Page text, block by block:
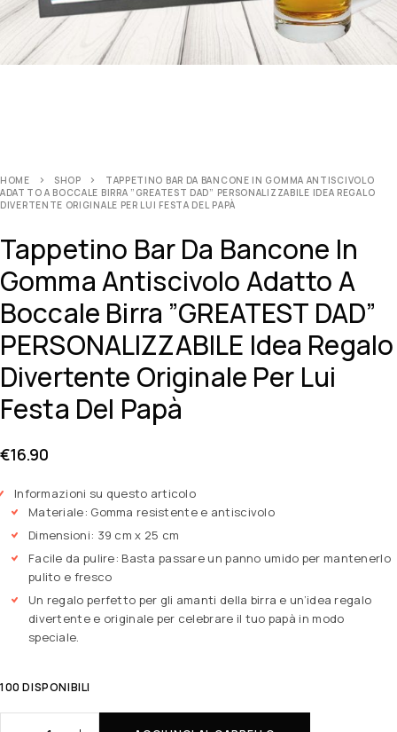
HOME SHOP
TAPPETINO BAR DA BANCONE IN GOMMA ANTISCIVOLO
ADATTO A BOCCALE BIRRA ”GREATEST DAD” PERSONALIZZABILE IDEA REGALO
DIVERTENTE ORIGINALE PER LUI FESTA DEL PAPÀ
Tappetino Bar Da Bancone In
Gomma Antiscivolo Adatto A
Boccale Birra ”GREATEST DAD”
PERSONALIZZABILE Idea Regalo
Divertente Originale Per Lui
Festa Del Papà
€16.90
Informazioni su questo articolo
Materiale: Gomma resistente e antiscivolo
Dimensioni: 39 cm x 25 cm
Facile da pulire: Basta passare un panno umido per mantenerlo
pulito e fresco
Un regalo perfetto per gli amanti della birra e un’idea regalo
divertente e originale per celebrare il tuo papà in modo
speciale.
100 DISPONIBILI